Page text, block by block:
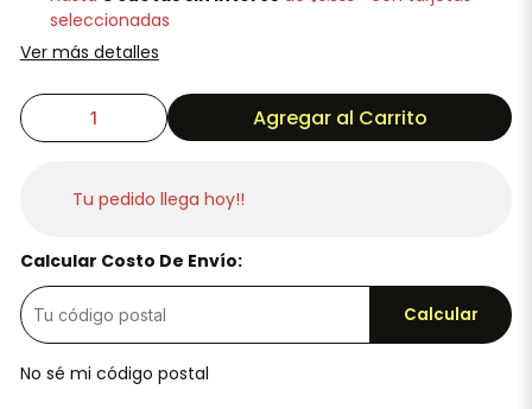
seleccionadas
Ver más detalles
Agregar al Carrito
Tu pedido llega hoy!!
Calcular Costo De Envío:
Calcular
No sé mi código postal